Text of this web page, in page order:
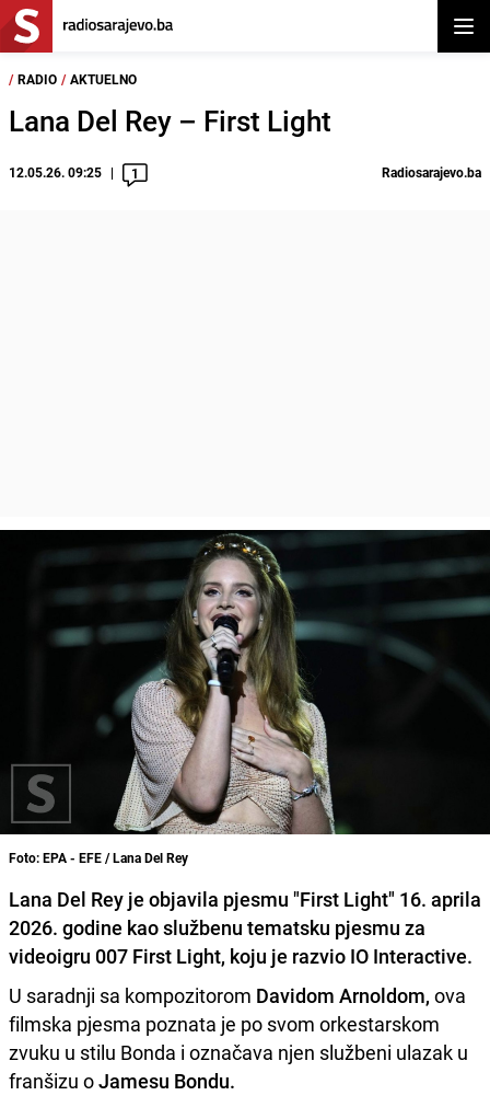
/ RADIO / AKTUELNO
Lana Del Rey – First Light
12.05.26. 09:25 1 Radiosarajevo.ba
Foto: EPA - EFE / Lana Del Rey
Lana Del Rey je objavila pjesmu "First Light" 16. aprila
2026. godine kao službenu tematsku pjesmu za
videoigru 007 First Light, koju je razvio IO Interactive.
U saradnji sa kompozitorom Davidom Arnoldom, ova
filmska pjesma poznata je po svom orkestarskom
zvuku u stilu Bonda i označava njen službeni ulazak u
franšizu oJamesu Bondu.